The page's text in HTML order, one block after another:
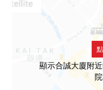
顯示合誠大廈附